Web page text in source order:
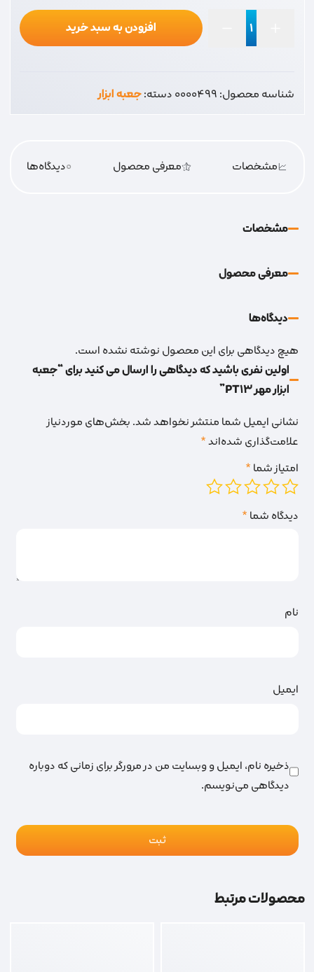
PT13
افزودن به سبد خرید
شناسه محصول:0000499دسته:جعبه ابزار
مشخصات معرفی محصول 0دیدگاه‌‌ها
مشخصات
معرفی محصول
دیدگاه‌‌ها
هیچ دیدگاهی برای این محصول نوشته نشده است.
اولین نفری باشید که دیدگاهی را ارسال می کنید برای “جعبه
ابزار مهر PT13”
نشانی ایمیل شما منتشر نخواهد شد.بخش‌های موردنیاز
علامت‌گذاری شده‌اند*
امتیاز شما*
دیدگاه شما*
نام
ایمیل
ذخیره نام، ایمیل و وبسایت من در مرورگر برای زمانی که دوباره
دیدگاهی می‌نویسم.
محصولات مرتبط